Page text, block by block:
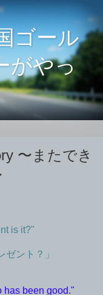
ゴール
がやっ
〜またでき
is it?"
ント？」
has been good."